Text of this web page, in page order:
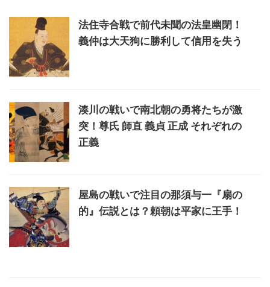
法住寺合戦で前代未聞の法皇幽閉！
義仲は大天狗に勝利して信用を失う
湊川の戦いで南北朝の勇将たちが激
突！尊氏 師直 義貞 正成 それぞれの
正義
屋島の戦いで注目の那須与一『扇の
的』伝説とは？頼朝は平家に王手！